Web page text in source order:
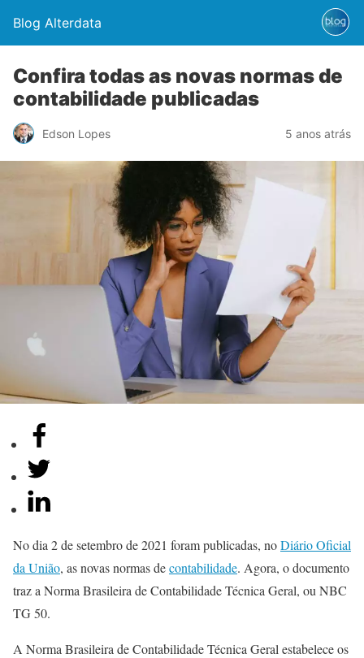
Blog Alterdata
Confira todas as novas normas de
contabilidade publicadas
Edson Lopes 5 anos atrás
No dia 2 de setembro de 2021 foram publicadas, noDiário Oficial
da União, as novas normas decontabilidade. Agora, o documento
traz a Norma Brasileira de Contabilidade Técnica Geral, ou NBC
TG 50.
A Norma Brasileira de Contabilidade Técnica Geral estabelece os